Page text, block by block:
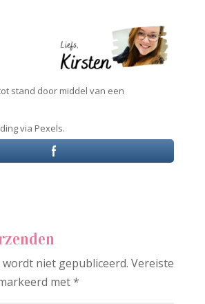
stand door middel van een
via Pexels.
wordt niet gepubliceerd. Vereiste
met*